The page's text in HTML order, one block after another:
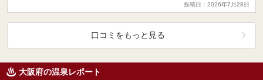
投稿日：2026年7月28日
口コミをもっと見る
大阪府の温泉レポート